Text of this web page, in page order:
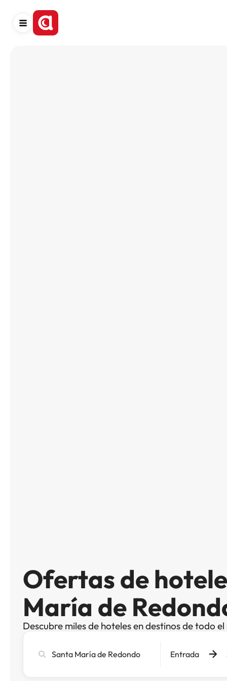
Ofertas de
María de
Descubre miles de hoteles en destinos de todo
ciudad,
Entrada